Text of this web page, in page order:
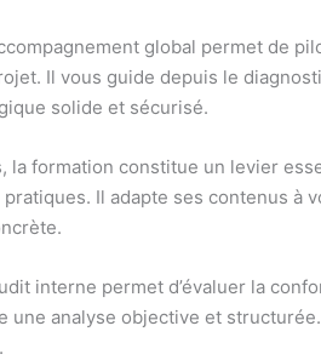
global permet de
Il vous guide depuis le
solide et sécurisé.
la formation constitue un levier
Il adapte ses contenus à
interne permet d’évaluer la
une analyse objective et